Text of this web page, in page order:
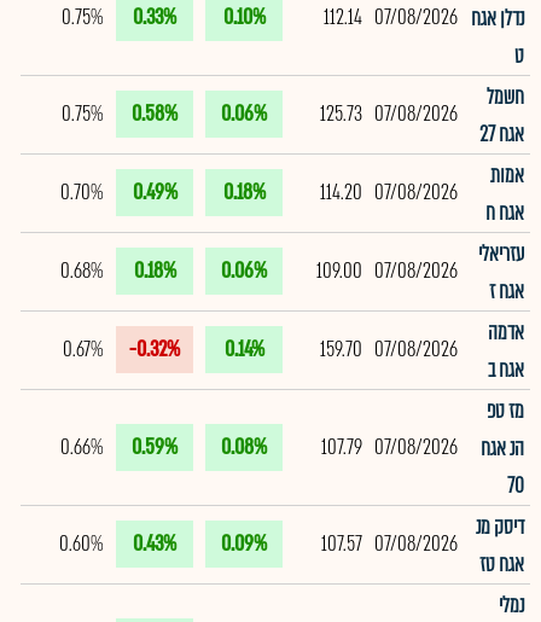
נדלן אגח
ט
07/08/2026
112.14
0.10%
0.33%
0.75%
חשמל
אגח 27
07/08/2026
125.73
0.06%
0.58%
0.75%
אמות
אגח ח
07/08/2026
114.20
0.18%
0.49%
0.70%
עזריאלי
אגח ז
07/08/2026
109.00
0.06%
0.18%
0.68%
אדמה
אגח ב
07/08/2026
159.70
0.14%
-0.32%
0.67%
מז טפ
הנ אגח
70
07/08/2026
107.79
0.08%
0.59%
0.66%
דיסק מנ
אגח טז
07/08/2026
107.57
0.09%
0.43%
0.60%
נמלי